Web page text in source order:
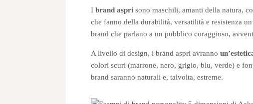
I brand aspri sono maschili, amanti della natura,
che fanno della durabilità, versatilità e resistenza
brand che parlano a un pubblico coraggioso,
A livello di design, i brand aspri avranno
colori scuri (marrone, nero, grigio, blu, verde) e
brand saranno naturali e, talvolta, estreme.